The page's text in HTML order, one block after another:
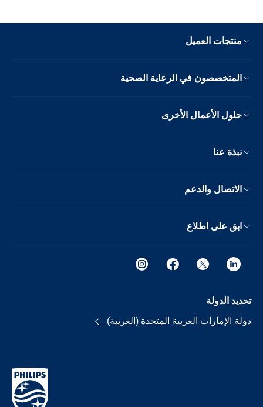
منتجات العميل
المتخصصون في الرعاية الصحية
حلول الأعمال الأخرى
نبذة عنا
الاتصال والدعم
ابق على اطلاع
تحديد الدولة
دولة الإمارات العربية المتحدة (العربية)